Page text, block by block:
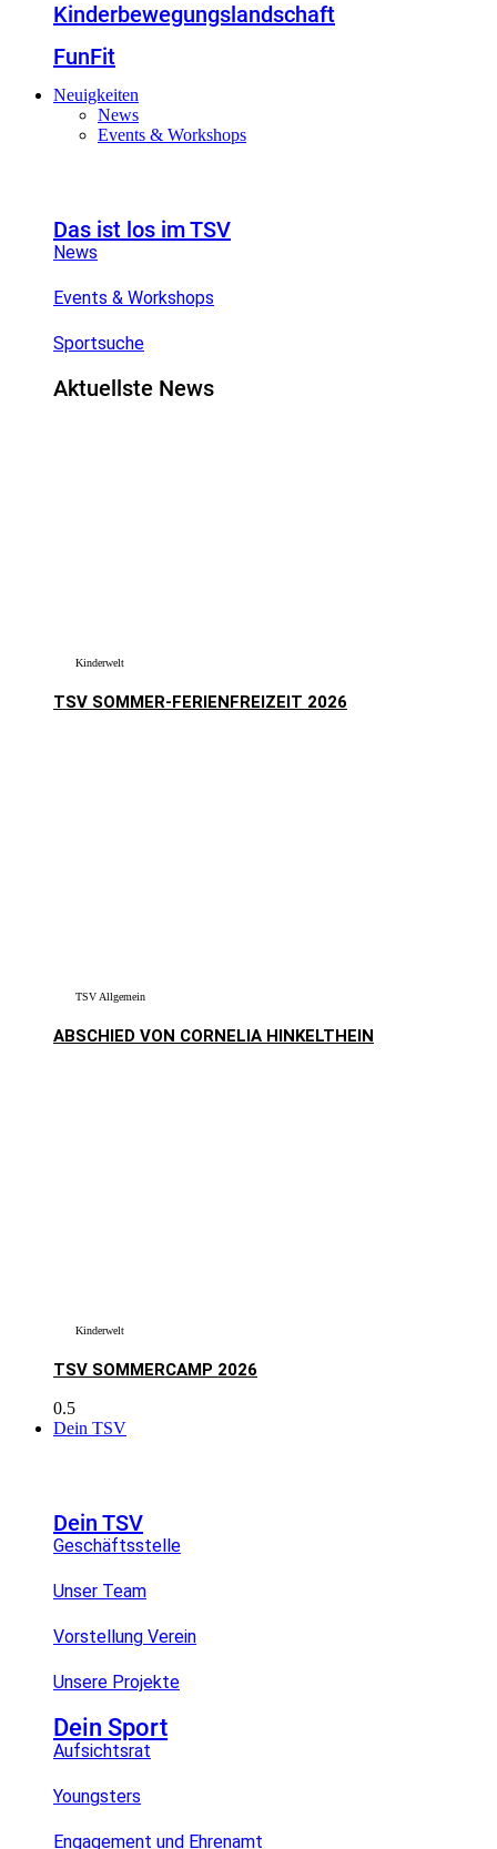
Kinderbewegungslandschaft
FunFit
Neuigkeiten
News
Events & Workshops
Das ist los im TSV
News
Events & Workshops
Sportsuche
Aktuellste News
Kinderwelt
TSV SOMMER-FERIENFREIZEIT 2026
TSV Allgemein
ABSCHIED VON CORNELIA HINKELTHEIN
Kinderwelt
TSV SOMMERCAMP 2026
Dein TSV
Dein TSV
Geschäftsstelle
Unser Team
Vorstellung Verein
Unsere Projekte
Dein Sport
Aufsichtsrat
Youngsters
Engagement und Ehrenamt